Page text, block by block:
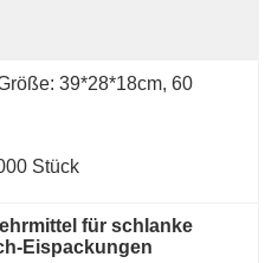
39*28*18cm, 60
Stück
für schlanke
Eispackungen